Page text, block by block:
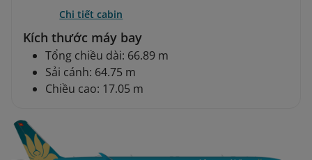
Chi tiết cabin
Kích thước máy bay
Tổng chiều dài: 66.89 m
Sải cánh: 64.75 m
Chiều cao: 17.05 m